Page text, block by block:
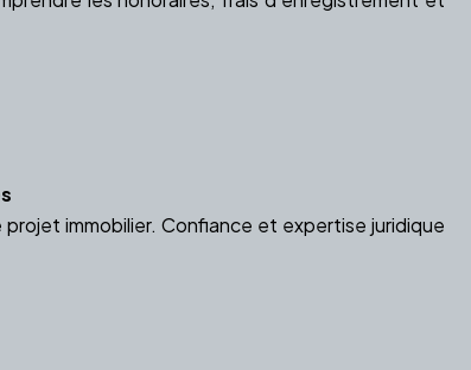
immobilier. Confiance et expertise juridique